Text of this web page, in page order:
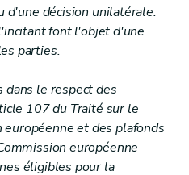
d'une décision unilatérale.
font l'objet d'une
parties.
le respect des
107 du Traité sur le
et des plafonds
européenne
éligibles pour la